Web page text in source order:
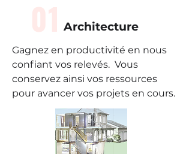
Architecture
Gagnez en productivité en nous
confiant vos relevés. Vous
conservez ainsi vos ressources
pour avancer vos projets en cours.